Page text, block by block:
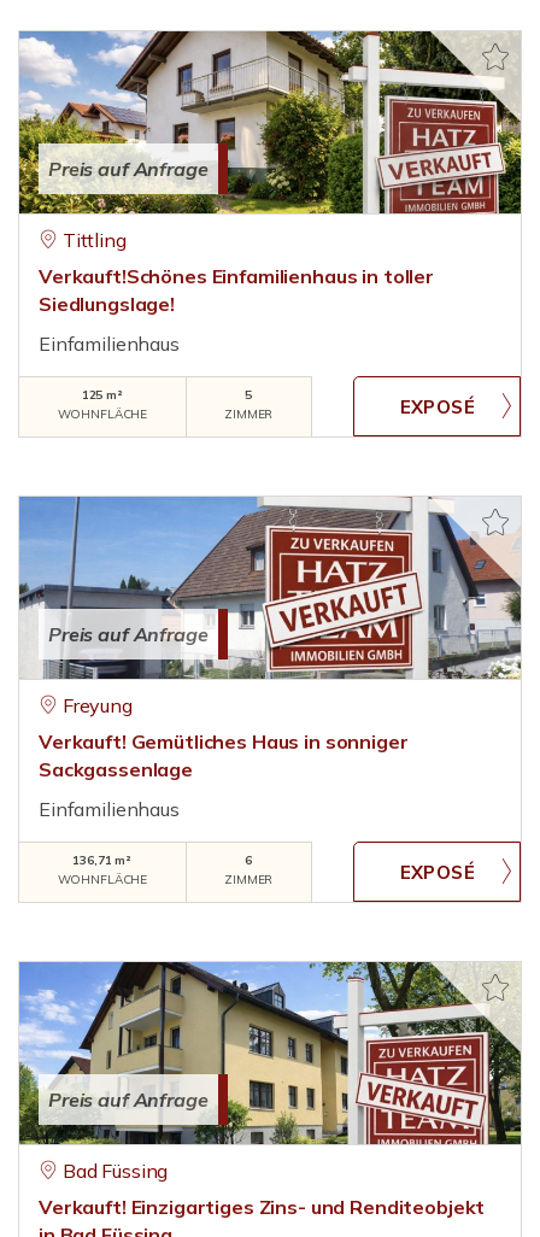
Preis auf Anfrage
Tittling
Verkauft!Schönes Einfamilienhaus in toller
Siedlungslage!
Einfamilienhaus
125 m²
WOHNFLÄCHE
5
ZIMMER
Preis auf Anfrage
Freyung
Verkauft! Gemütliches Haus in sonniger
Sackgassenlage
Einfamilienhaus
136,71 m²
WOHNFLÄCHE
6
ZIMMER
Preis auf Anfrage
Bad Füssing
Verkauft! Einzigartiges Zins- und Renditeobjekt